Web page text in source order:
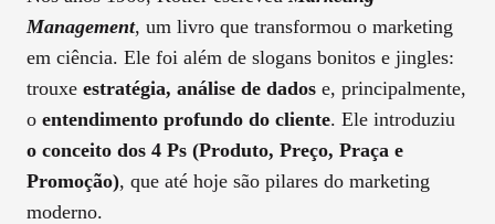
Management, um livro que transformou o marketing
em ciência. Ele foi além de slogans bonitos e jingles:
trouxe estratégia, análise de dados e, principalmente,
o entendimento profundo do cliente. Ele introduziu
o conceito dos 4 Ps (Produto, Preço, Praça e
Promoção), que até hoje são pilares do marketing
moderno.